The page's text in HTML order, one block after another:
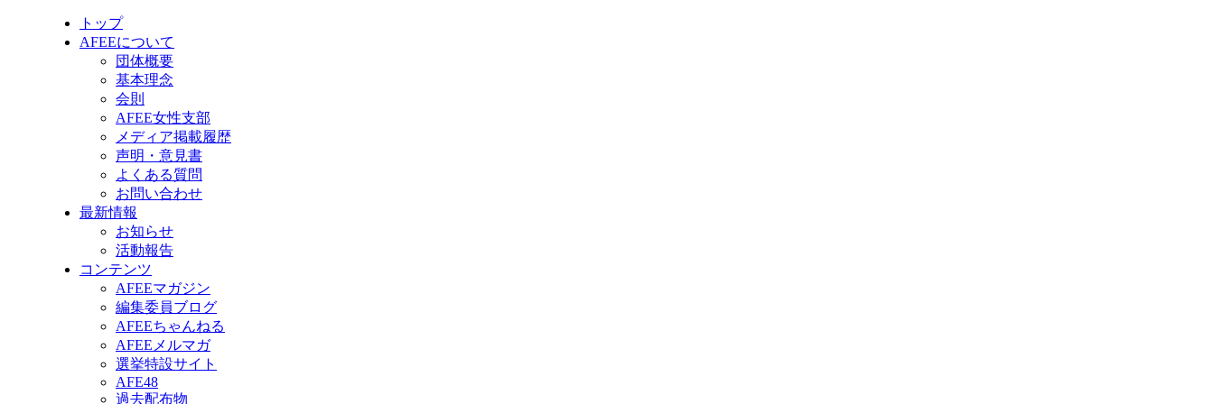
トップ
AFEEについて
団体概要
基本理念
会則
AFEE女性支部
メディア掲載履歴
声明・意見書
よくある質問
お問い合わせ
最新情報
お知らせ
活動報告
コンテンツ
AFEEマガジン
編集委員ブログ
AFEEちゃんねる
AFEEメルマガ
選挙特設サイト
AFE48
過去配布物